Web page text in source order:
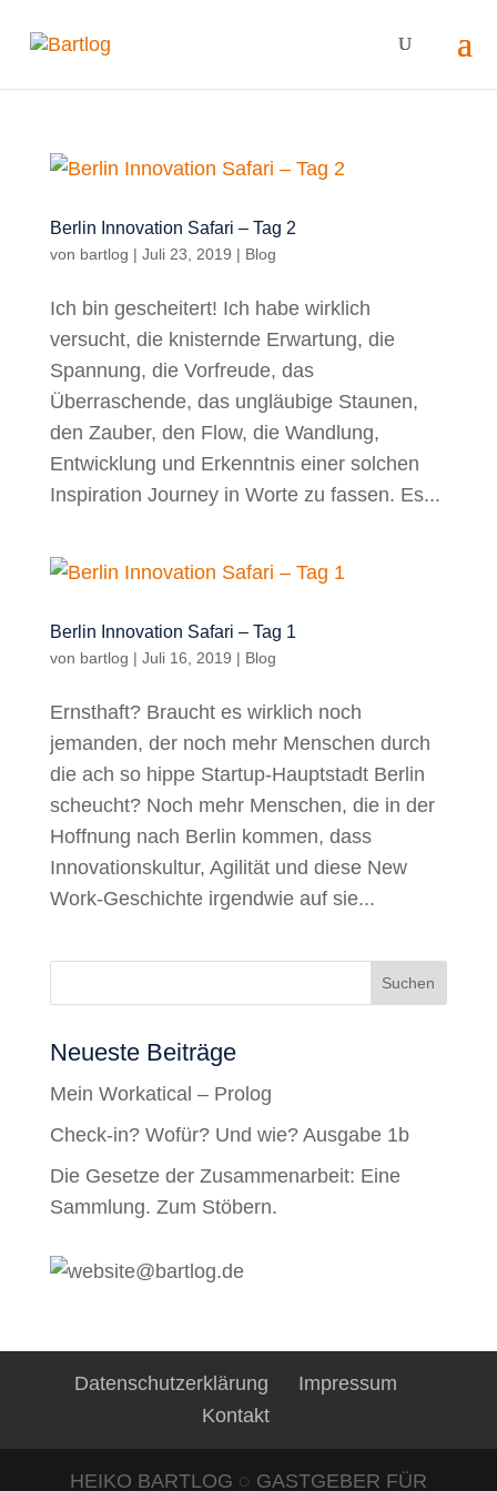
Berlin Innovation Safari – Tag 2
von bartlog | Juli 23, 2019 | Blog
Ich bin gescheitert! Ich habe wirklich
versucht, die knisternde Erwartung, die
Spannung, die Vorfreude, das
Überraschende, das ungläubige Staunen,
den Zauber, den Flow, die Wandlung,
Entwicklung und Erkenntnis einer solchen
Inspiration Journey in Worte zu fassen. Es...
Berlin Innovation Safari – Tag 1
von bartlog | Juli 16, 2019 | Blog
Ernsthaft? Braucht es wirklich noch
jemanden, der noch mehr Menschen durch
die ach so hippe Startup-Hauptstadt Berlin
scheucht? Noch mehr Menschen, die in der
Hoffnung nach Berlin kommen, dass
Innovationskultur, Agilität und diese New
Work-Geschichte irgendwie auf sie...
Neueste Beiträge
Mein Workatical – Prolog
Check-in? Wofür? Und wie? Ausgabe 1b
Die Gesetze der Zusammenarbeit: Eine
Sammlung. Zum Stöbern.
Datenschutzerklärung
Impressum
Kontakt
HEIKO BARTLOG ◌ GASTGEBER FÜR